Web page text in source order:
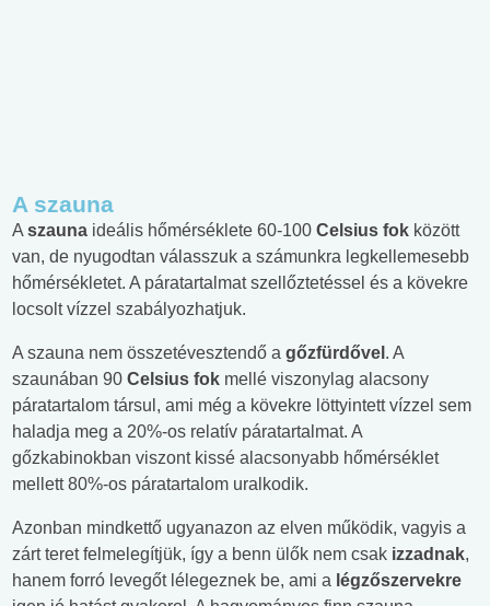
A szauna
A szauna ideális hőmérséklete 60-100 Celsius fok között
van, de nyugodtan válasszuk a számunkra legkellemesebb
hőmérsékletet. A páratartalmat szellőztetéssel és a kövekre
locsolt vízzel szabályozhatjuk.
A szauna nem összetévesztendő a gőzfürdővel . A
szaunában 90 Celsius fok mellé viszonylag alacsony
páratartalom társul, ami még a kövekre löttyintett vízzel sem
haladja meg a 20%-os relatív páratartalmat. A
gőzkabinokban viszont kissé alacsonyabb hőmérséklet
mellett 80%-os páratartalom uralkodik.
Azonban mindkettő ugyanazon az elven működik, vagyis a
zárt teret felmelegítjük, így a benn ülők nem csak izzadnak,
hanem forró levegőt lélegeznek be, ami a légzőszervekre